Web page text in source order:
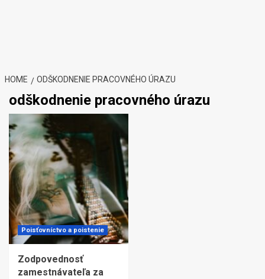
HOME ODŠKODNENIE PRACOVNÉHO ÚRAZU
odškodnenie pracovného úrazu
Poisťovníctvo a poistenie
Zodpovednosť
zamestnávateľa za